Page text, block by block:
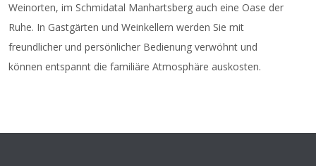
Weinorten, im Schmidatal Manhartsberg auch eine Oase der
Ruhe. In Gastgärten und Weinkellern werden Sie mit
freundlicher und persönlicher Bedienung verwöhnt und
können entspannt die familiäre Atmosphäre auskosten.